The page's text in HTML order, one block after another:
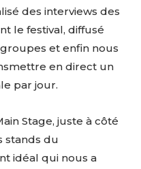
des interviews des
le festival, diffusé
et enfin nous
en direct un
par jour.
Stage, juste à côté
stands du
idéal qui nous a